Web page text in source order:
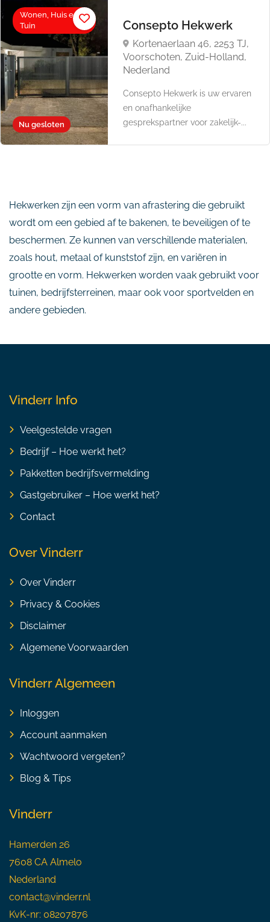
Nu gesloten
Wonen, Huis en
Tuin
Consepto Hekwerk
Kortenaerlaan 46, 2253 TJ,
Voorschoten, Zuid-Holland,
Nederland
Consepto Hekwerk is uw ervaren
en onafhankelijke
gesprekspartner voor zakelijk-...
Hekwerken zijn een vorm van afrastering die gebruikt
wordt om een gebied af te bakenen, te beveiligen of te
beschermen. Ze kunnen van verschillende materialen,
zoals hout, metaal of kunststof zijn, en variëren in
grootte en vorm. Hekwerken worden vaak gebruikt voor
tuinen, bedrijfsterreinen, maar ook voor sportvelden en
andere gebieden.
Vinderr Info
Veelgestelde vragen
Bedrijf – Hoe werkt het?
Pakketten bedrijfsvermelding
Gastgebruiker – Hoe werkt het?
Contact
Over Vinderr
Over Vinderr
Privacy & Cookies
Disclaimer
Algemene Voorwaarden
Vinderr Algemeen
Inloggen
Account aanmaken
Wachtwoord vergeten?
Blog & Tips
Vinderr
Hamerden 26
7608 CA Almelo
Nederland
contact@vinderr.nl
KvK-nr: 08207876